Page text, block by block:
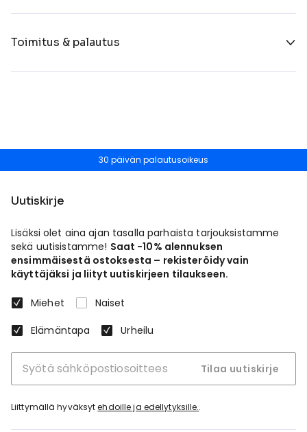
Toimitus & palautus
30 päivän palautusoikeus
Uutiskirje
Lisäksi olet aina ajan tasalla parhaista tarjouksistamme
sekä uutisistamme! Saat -10% alennuksen
ensimmäisestä ostoksesta – rekisteröidy vain
käyttäjäksi ja liityt uutiskirjeen tilaukseen.
Miehet
Naiset
Elämäntapa
Urheilu
Tilaa uutiskirje
Liittymällä hyväksytehdoille ja edellytyksille..